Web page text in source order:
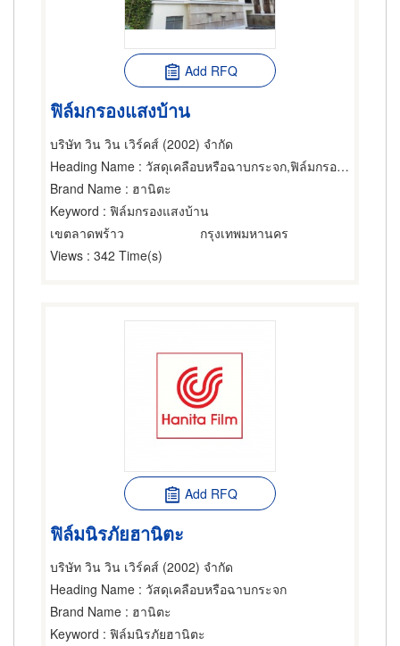
Add RFQ
ฟิล์มกรองแสงบ้าน
บริษัท วิน วิน เวิร์คส์ (2002) จำกัด
Heading Name : วัสดุเคลือบหรือฉาบกระจก,ฟิล์มกรองแสง,ฟิล์มกรองแสงรถยนต์
Brand Name : ฮานิตะ
Keyword : ฟิล์มกรองแสงบ้าน
เขตลาดพร้าว
กรุงเทพมหานคร
Views : 342 Time(s)
Add RFQ
ฟิล์มนิรภัยฮานิตะ
บริษัท วิน วิน เวิร์คส์ (2002) จำกัด
Heading Name : วัสดุเคลือบหรือฉาบกระจก
Brand Name : ฮานิตะ
Keyword : ฟิล์มนิรภัยฮานิตะ